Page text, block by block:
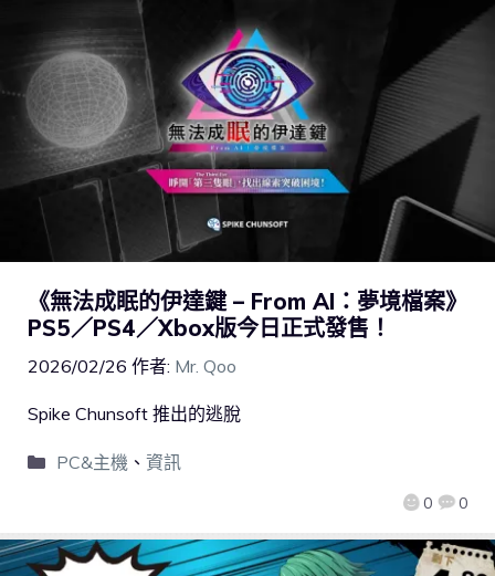
《無法成眠的伊達鍵 – From AI：夢境檔案》
PS5／PS4／Xbox版今日正式發售！
2026/02/26 作者: Mr. Qoo
0 0
Spike Chunsoft 推出的逃脫
PC&主機 、 資訊